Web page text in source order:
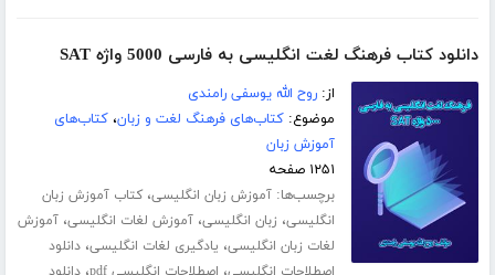
دانلود کتاب فرهنگ لغت انگلیسی به فارسی 5000 واژه SAT
از:روح الله یوسفی رامندی
موضوع:کتاب‌های فرهنگ لغت و زبان،کتاب‌های
آموزش زبان
۱۲۵۱ صفحه
برچسب‌ها:آموزش زبان انگلیسی،کتاب آموزش زبان
انگلیسی، زبان انگلیسی،آموزش لغات انگلیسی،آموزش
لغات زبان انگلیسی، یادگیری لغات انگلیسی،دانلود